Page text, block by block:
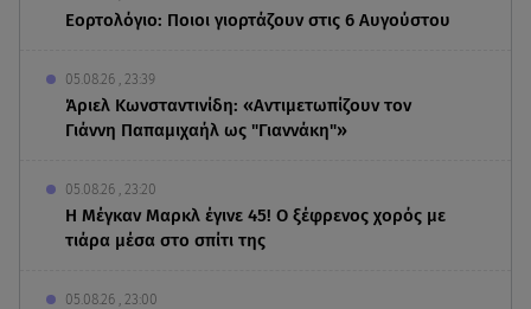
Εορτολόγιο: Ποιοι γιορτάζουν στις 6 Αυγούστου
05.08.26 , 23:39
Άριελ Κωνσταντινίδη: «Αντιμετωπίζουν τον
Γιάννη Παπαμιχαήλ ως "Γιαννάκη"»
05.08.26 , 23:20
Η Μέγκαν Μαρκλ έγινε 45! Ο ξέφρενος χορός με
τιάρα μέσα στο σπίτι της
05.08.26 , 23:00